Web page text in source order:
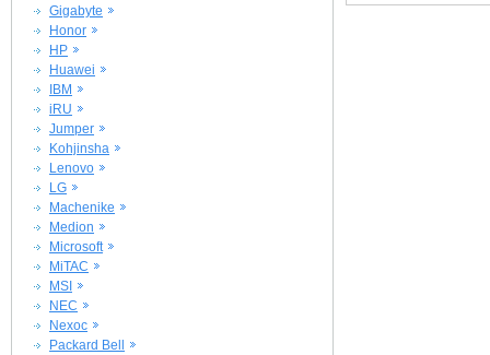
Gigabyte
Honor
HP
Huawei
IBM
iRU
Jumper
Kohjinsha
Lenovo
LG
Machenike
Medion
Microsoft
MiTAC
MSI
NEC
Nexoc
Packard Bell